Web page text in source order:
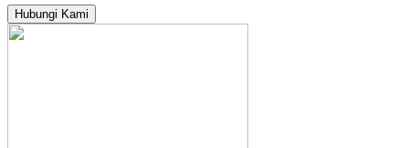
Hubungi Kami